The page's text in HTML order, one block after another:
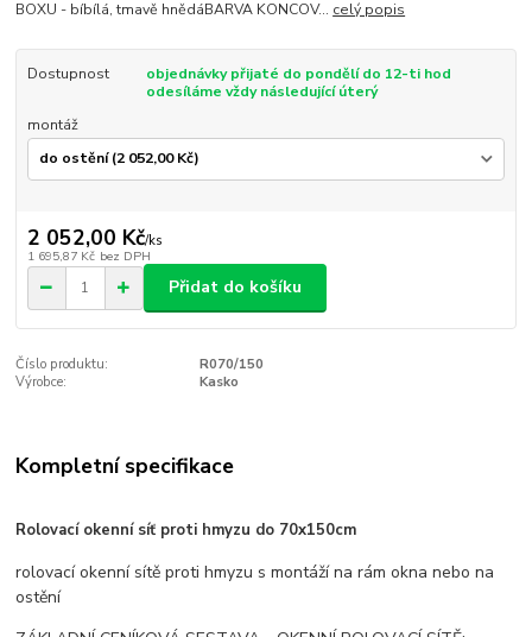
BOXU - bíbílá, tmavě hnědáBARVA KONCOV... celý popis
Dostupnost
objednávky přijaté do pondělí do 12-ti hod
odesíláme vždy následující úterý
montáž
2 052,00 Kč/ks
1 695,87 Kč bez DPH
Přidat do košíku
Číslo produktu:
R070/150
Výrobce:
Kasko
Kompletní specifikace
Rolovací okenní síť proti hmyzu do 70x150cm
rolovací okenní sítě proti hmyzu s montáží na rám okna nebo na
ostění